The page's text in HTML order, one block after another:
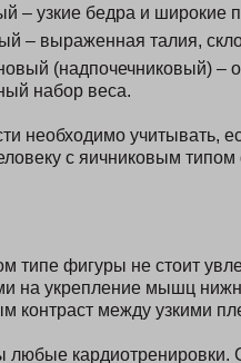
– узкие бедра и широкие
– выраженная талия,
(надпочечниковый) –
набор веса.
необходимо учитывать,
с яичниковым
типе фигуры не стоит
на укрепление мышц
контраст между узкими
любые кардиотренировки.